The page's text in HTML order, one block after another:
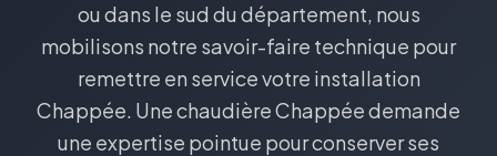
ou dans le sud du département, nous
mobilisons notre savoir-faire technique pour
remettre en service votre installation
Chappée. Une chaudière Chappée demande
une expertise pointue pour conserver ses